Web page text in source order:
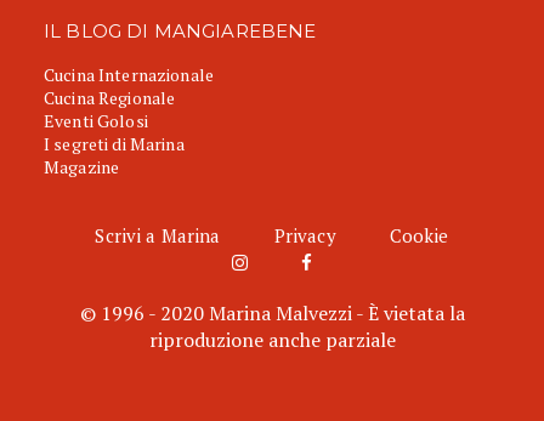
IL BLOG DI MANGIAREBENE
Cucina Internazionale
Cucina Regionale
Eventi Golosi
I segreti di Marina
Magazine
Scrivi a Marina Privacy Cookie
© 1996 - 2020 Marina Malvezzi - È vietata la
riproduzione anche parziale